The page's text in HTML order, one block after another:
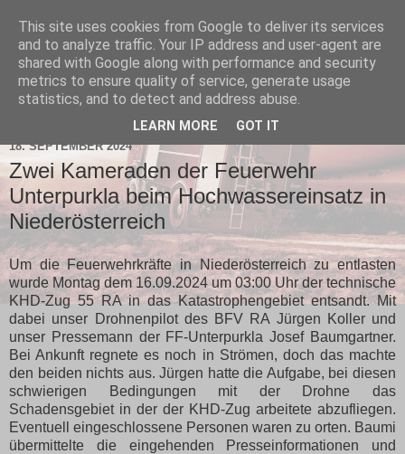
18. SEPTEMBER 2024
Zwei Kameraden der Feuerwehr
Unterpurkla beim Hochwassereinsatz in
Niederösterreich
Um die Feuerwehrkräfte in Niederösterreich zu entlasten
wurde Montag dem 16.09.2024 um 03:00 Uhr der technische
KHD-Zug 55 RA in das Katastrophengebiet entsandt. Mit
dabei unser Drohnenpilot des BFV RA Jürgen Koller und
unser Pressemann der FF-Unterpurkla Josef Baumgartner.
Bei Ankunft regnete es noch in Strömen, doch das machte
den beiden nichts aus. Jürgen hatte die Aufgabe, bei diesen
schwierigen Bedingungen mit der Drohne das
Schadensgebiet in der der KHD-Zug arbeitete abzufliegen.
Eventuell eingeschlossene Personen waren zu orten. Baumi
übermittelte die eingehenden Presseinformationen und
This site uses cookies from Google to deliver its services
and to analyze traffic. Your IP address and user-agent are
shared with Google along with performance and security
metrics to ensure quality of service, generate usage
statistics, and to detect and address abuse.
LEARN MORE GOT IT